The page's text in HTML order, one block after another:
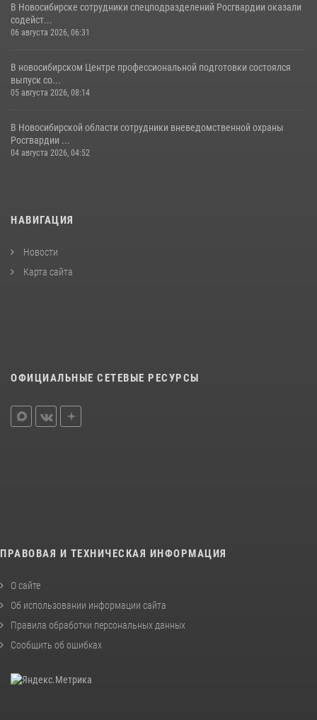
В Новосибирске сотрудники спецподразделений Росгвардии оказали
содейст...
06 августа 2026, 06:31
В новосибирском Центре профессиональной подготовки состоялся
выпуск со...
05 августа 2026, 08:14
В Новосибирской области сотрудники вневедомственной охраны
Росгвардии ...
04 августа 2026, 04:52
НАВИГАЦИЯ
Новости
Карта сайта
ОФИЦИАЛЬНЫЕ СЕТЕВЫЕ РЕСУРСЫ
ПРАВОВАЯ И ТЕХНИЧЕСКАЯ ИНФОРМАЦИЯ
О сайте
Об использовании информации сайта
Правила обработки персональных данных
Сообщить об ошибках